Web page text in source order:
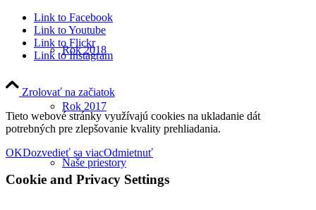
Rok 2018
Rok 2017
Naše priestory
Link to Facebook
Link to Youtube
Link to Flickr
Link to Instagram
Zrolovať na začiatok
Tieto webové stránky využívajú cookies na ukladanie dát
potrebných pre zlepšovanie kvality prehliadania.
OKDozvedieť sa viacOdmietnuť
Cookie and Privacy Settings